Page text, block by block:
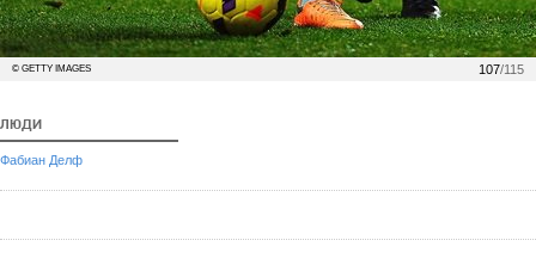
107/115
© GETTY IMAGES
ЛЮДИ
Фабиан Делф